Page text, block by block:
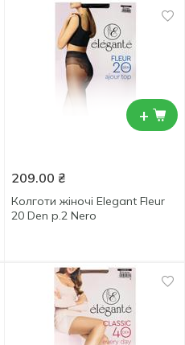
+
209.00 ₴
Колготи жіночі Elegant Fleur
20 Den р.2 Nero